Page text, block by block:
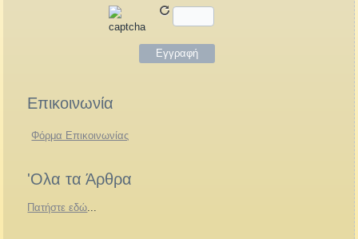
Επικοινωνία
Φόρμα Επικοινωνίας
'Ολα τα Άρθρα
Πατήστε εδώ...